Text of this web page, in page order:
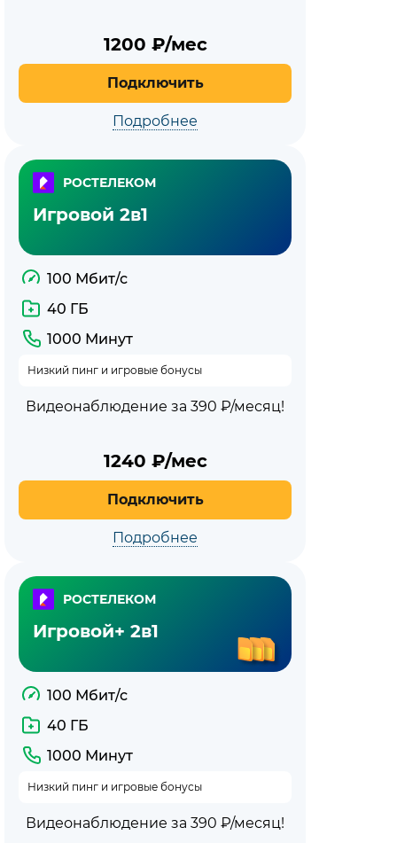
1200 ₽/мес
Подключить
Подробнее
РОСТЕЛЕКОМ
Игровой 2в1
100 Мбит/с
40 ГБ
1000 Минут
Низкий пинг и игровые бонусы
Видеонаблюдение за 390 ₽/месяц!
1240 ₽/мес
Подключить
Подробнее
РОСТЕЛЕКОМ
Игровой+ 2в1
100 Мбит/с
40 ГБ
1000 Минут
Низкий пинг и игровые бонусы
Видеонаблюдение за 390 ₽/месяц!